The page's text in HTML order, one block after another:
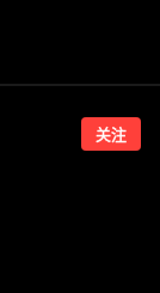
关注